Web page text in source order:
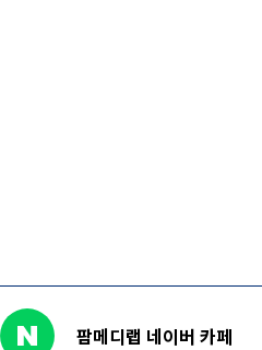
팜메디랩 네이버 카페